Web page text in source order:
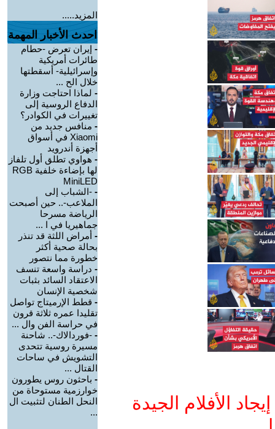
الأفلام الجيدة
المزيد.....
احدث الأخبار المهمة
- إيران تعرض -حطام
طائرات أمريكية
وإسرائيلية- أسقطتها
خلال الح ...
- لماذا احتاجت وزارة
الدفاع الروسية إلى
تغييرات في الكوادر؟
- منافس جديد من
Xiaomi في أسواق
أجهزة أندرويد
- هواوي تطلق أول تلفاز
لها بإضاءة خلفية RGB
MiniLED
- -الشباب إلى
الملاعب-.. حين أصبحت
الرياضة مسرحا
جماهيريا في ا ...
- أمراض اللثة قد تنذر
بحالة صحية أكثر
خطورة مما نتصور
- دراسة واسعة تنسف
الاعتقاد السائد بثبات
شخصية الإنسان
- قطط الإرميتاج تواصل
تقليدا عمره ثلاثة قرون
في حراسة الفن وال ...
- -فوردالاك-.. شاحنة
مسيرة روسية تتحدى
التشويش في ساحات
القتال ...
- باحثون روس يطورون
خوارزمية مستوحاة من
النحل الطنان لتثبيت ال
...